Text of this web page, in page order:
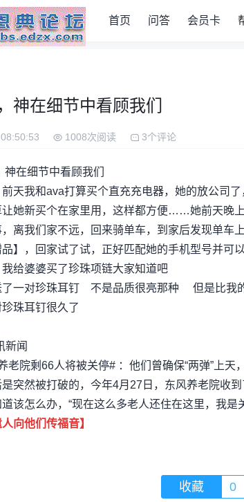
首页 问答 会员卡
神在细节中看顾我们
1008次阅读 3个评论
在细节中看顾我们
前天我和ava打算买个直充充电器，她的放公司
她新买个在家里用，这样都方便……她前天晚
离我们家不远，回来骑单车，到家后发现单车
品】，回家试了试，正好匹配她的手机型号并可
我给婆婆买了珍珠项链大家知道吧
了一对珍珠耳钉 不是品质很亮那种 但是比我
珠耳钉很久了
新闻
老院剩66人将被关停# ：他们曾确保“两弹”上
突然被打破的，今年4月27日，东风养老院收到
该怎么办，“现在这么多老人还住在这里，我是
人向他们传福音】
收藏 0